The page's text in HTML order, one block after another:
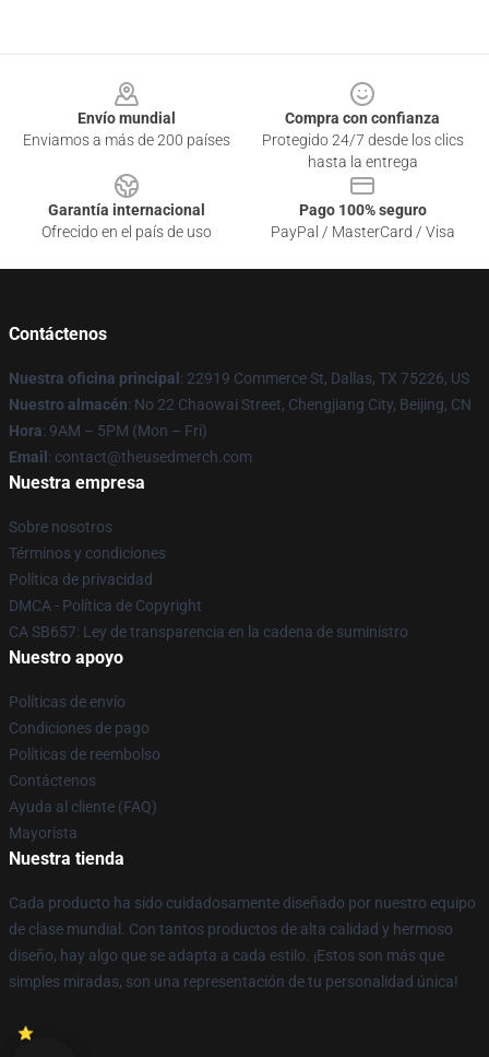
Envío mundial
Enviamos a más de 200 países
Compra con confianza
Protegido 24/7 desde los clics
hasta la entrega
Garantía internacional
Ofrecido en el país de uso
Pago 100% seguro
PayPal / MasterCard / Visa
Contáctenos
Nuestra oficina principal : 22919 Commerce St, Dallas, TX 75226, US
Nuestro almacén: No 22 Chaowai Street, Chengjiang City, Beijing, CN
Hora: 9AM – 5PM (Mon – Fri)
Email : contact@theusedmerch.com
Nuestra empresa
Sobre nosotros
Términos y condiciones
Política de privacidad
DMCA - Política de Copyright
CA SB657: Ley de transparencia en la cadena de suministro
Nuestro apoyo
Políticas de envío
Condiciones de pago
Políticas de reembolso
Contáctenos
Ayuda al cliente (FAQ)
Mayorista
Nuestra tienda
Cada producto ha sido cuidadosamente diseñado por nuestro equipo
de clase mundial. Con tantos productos de alta calidad y hermoso
diseño, hay algo que se adapta a cada estilo. ¡Estos son más que
simples miradas, son una representación de tu personalidad única!